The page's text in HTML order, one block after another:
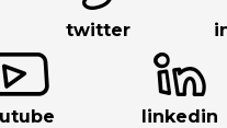
twitter
linkedin